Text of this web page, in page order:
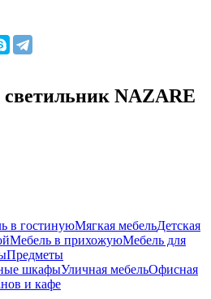
NAZARE
в гостинуюМягкая мебельДетская
Мебель в прихожуюМебель для
Предметы
шкафыУличная мебельОфисная
и кафе